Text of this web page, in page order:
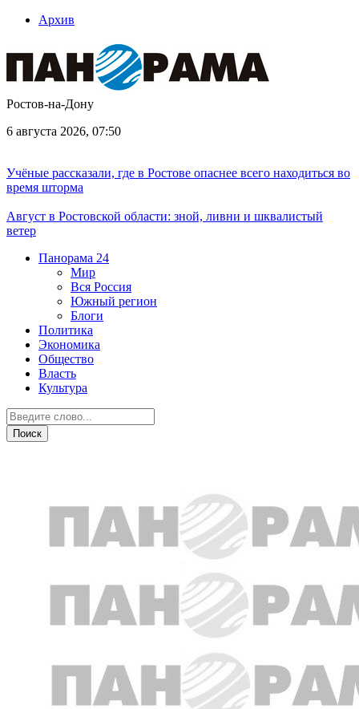
Архив
Ростов-на-Дону
6 августа 2026, 07:50
Учёные рассказали, где в Ростове опаснее всего находиться во
время шторма
Август в Ростовской области: зной, ливни и шквалистый
ветер
Панорама 24
Мир
Вся Россия
Южный регион
Блоги
Политика
Экономика
Общество
Власть
Культура